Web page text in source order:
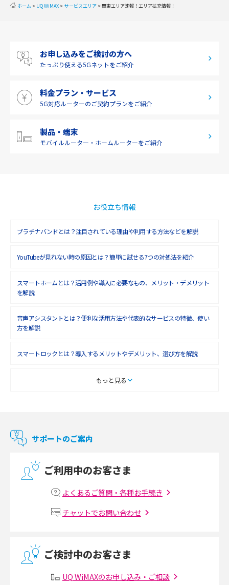
九州・沖縄
ホーム UQ WiMAX サービスエリア 関東エリア速報！エリア拡充情報！
お申し込みをご検討の方へ
たっぷり使える5Gネットをご紹介
料金プラン・サービス
5G対応ルーターのご契約プランをご紹介
製品・端末
モバイルルーター・ ホームルーターをご紹介
お役立ち情報
プラチナバンドとは？注目されている理由や利用する方法などを解説
YouTubeが見れない時の原因とは？簡単に試せる7つの対処法を紹介
スマートホームとは？活用例や導入に必要なもの、メリット・デメリット
を解説
音声アシスタントとは？便利な活用方法や代表的なサービスの特徴、使い
方を解説
スマートロックとは？導入するメリットやデメリット、選び方を解説
スマートテレビとは？特徴や選び方、使い方をわかりやすく解説
マンションで使えるWi-Fiは？種類ごとの特徴や選び方を紹介
マンションで光回線の利用を始める手順は？設備状況の確認方法も解説
Wi-Fiルーターの設定方法をわかりやすく解説！事前に準備すべきものも紹
無線LANとは？メリット・デメリットや接続方法を解説
もっと見る
サポートのご案内
ご利用中のお客さま
よくあるご質問・各種お手続き
チャットでお問い合わせ
ご検討中のお客さま
UQ WiMAXのお申し込み・ご相談